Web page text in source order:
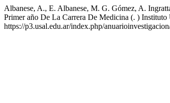
Albanese, A., E. Albanese, M. G. Gómez, A.
Primer año De La Carrera De Medicina (. )
https://p3.usal.edu.ar/index.php/